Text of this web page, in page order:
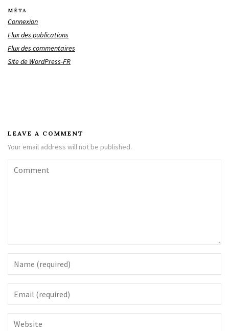
MÉTA
Connexion
Flux des publications
Flux des commentaires
Site de WordPress-FR
LEAVE A COMMENT
Your email address will not be published.